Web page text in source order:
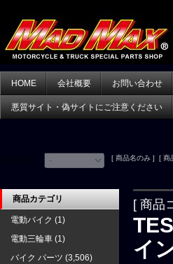
HOME 会社概要 お問い合わせ
悪質サイト・偽サイトにご注意ください
[ 商品名のみ ] [ 商
[ 商品
イ
商品カテゴリ
電動バイク (1)
電動三輪車 (1)
バイク パーツ (3,506)